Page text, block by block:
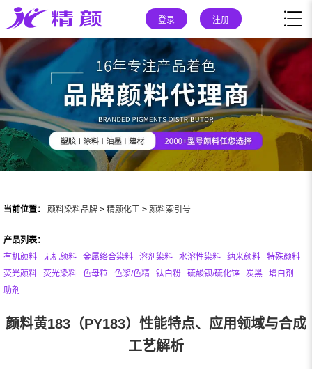
登录 注册
当前位置： 颜料染料品牌 > 精颜化工 > 颜料索引号
产品列表：
有机颜料
无机颜料 金属络合染料 溶剂染料 水溶性染料 纳米颜料
特殊颜料
荧光颜料
荧光染料 色母粒 色浆/色精 钛白粉 硫酸钡/硫化锌 炭黑
增白剂
助剂
颜料黄183（PY183）性能特点、应用领域与合成
工艺解析